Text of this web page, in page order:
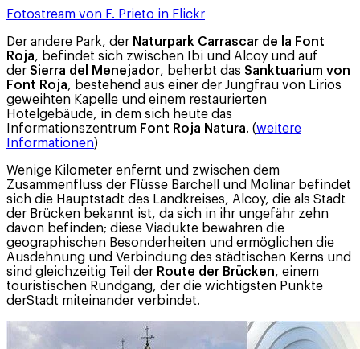
Fotostream von F. Prieto in Flickr
Der andere Park, der Naturpark Carrascar de la Font
Roja, befindet sich zwischen Ibi und Alcoy und auf
der Sierra del Menejador, beherbt das Sanktuarium von
Font Roja, bestehend aus einer der Jungfrau von Lirios
geweihten Kapelle und einem restaurierten
Hotelgebäude, in dem sich heute das
Informationszentrum Font Roja Natura. (weitere
Informationen)
Wenige Kilometer enfernt und zwischen dem
Zusammenfluss der Flüsse Barchell und Molinar befindet
sich die Hauptstadt des Landkreises, Alcoy, die als Stadt
der Brücken bekannt ist, da sich in ihr ungefähr zehn
davon befinden; diese Viadukte bewahren die
geographischen Besonderheiten und ermöglichen die
Ausdehnung und Verbindung des städtischen Kerns und
sind gleichzeitig Teil der Route der Brücken, einem
touristischen Rundgang, der die wichtigsten Punkte
derStadt miteinander verbindet.